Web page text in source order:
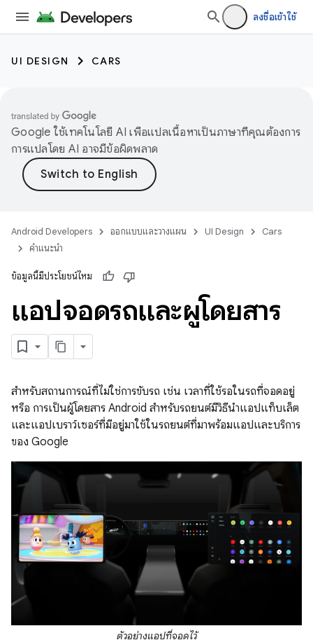
ลงชื่อเข้าใช้
UI DESIGN CARS
Google ใช้เทคโนโลยี AI เพื่อแปลเนื้อหาเป็นภาษาที่คุณต้องการ
การแปลโดย AI อาจมีข้อผิดพลาด
Android Developers ออกแบบและวางแผน UI Design
Cars
คำแนะนำ
ข้อมูลนี้มีประโยชน์ไหม
แอปจอดรถและผู้โดยสาร
สำหรับสถานการณ์ที่ไม่ใช่การขับรถ เช่น เวลาที่ใช้รอในรถที่จอดอยู่
หรือ การเป็นผู้โดยสาร Android สำหรับรถยนต์มีวิธีนำแอปแท็บเล็ต
และแอปเบราว์เซอร์ที่มีอยู่มาใช้ในรถยนต์ที่มาพร้อมแอปและบริการ
ของ Google
ตัวอย่างแอปที่จอดไว้